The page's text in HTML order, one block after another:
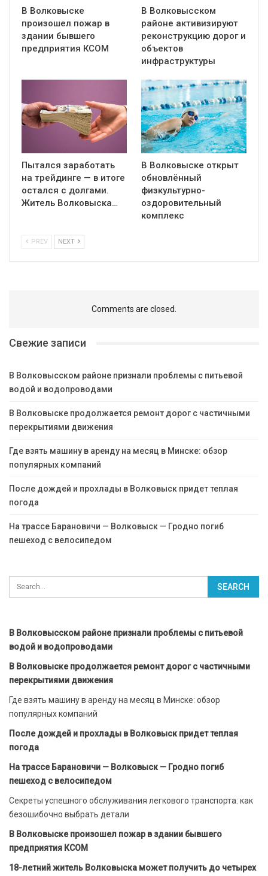
В Волковыске
произошел пожар в
здании бывшего
предприятия КСОМ
В Волковысском
районе активизируют
реконструкцию дорог и
объектов
инфраструктуры
Пытался заработать
на трейдинге — в итоге
остался с долгами.
Житель Волковыска…
В Волковыске открыт
обновлённый
физкультурно-
оздоровительный
комплекс
PREV NEXT
Comments are closed.
Свежие записи
В Волковысском районе признали проблемы с питьевой
водой и водопроводами
В Волковыске продолжается ремонт дорог с частичными
перекрытиями движения
Где взять машину в аренду на месяц в Минске: обзор
популярных компаний
После дождей и прохлады в Волковыск придет теплая
погода
На трассе Барановичи — Волковыск — Гродно погиб
пешеход с велосипедом
В Волковысском районе признали проблемы с питьевой
водой и водопроводами
В Волковыске продолжается ремонт дорог с частичными
перекрытиями движения
Где взять машину в аренду на месяц в Минске: обзор
популярных компаний
После дождей и прохлады в Волковыск придет теплая
погода
На трассе Барановичи — Волковыск — Гродно погиб
пешеход с велосипедом
Секреты успешного обслуживания легкового транспорта: как
безошибочно выбрать детали
В Волковыске произошел пожар в здании бывшего
предприятия КСОМ
18-летний житель Волковыска может получить до четырех